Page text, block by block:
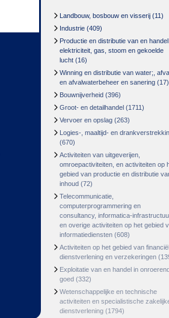
Landbouw, bosbouw en visserij (11)
Industrie (409)
Productie en distributie van en
elektriciteit, gas, stoom en gekoelde
lucht (16)
Winning en distributie van water;,
en afvalwaterbeheer en sanering (17)
Bouwnijverheid (396)
Groot- en detailhandel (1711)
Vervoer en opslag (263)
Logies-, maaltijd- en
(670)
Activiteiten van uitgeverijen,
omroepactiviteiten, en activiteiten op
gebied van productie en distributie
inhoud (72)
Telecommunicatie,
computerprogrammering en
consultancy, informatica-
en overige activiteiten op het gebied
informatiediensten (608)
Activiteiten op het gebied van
dienstverlening en verzekeringen
Exploitatie van en handel in
goed (332)
Wetenschappelijke en technische
activiteiten en specialistische
dienstverlening (1794)